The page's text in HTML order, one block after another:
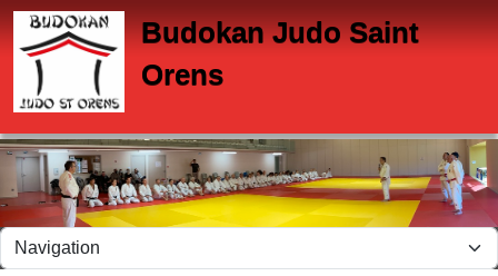
Budokan Judo Saint
Orens
Panneau de gestion des cookies